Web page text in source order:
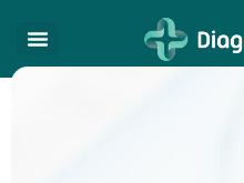
content